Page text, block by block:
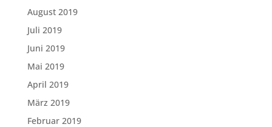
August 2019
Juli 2019
Juni 2019
Mai 2019
April 2019
März 2019
Februar 2019